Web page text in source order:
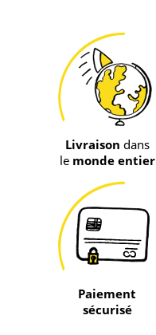
Livraison dans
lemonde entier
Paiement
sécurisé